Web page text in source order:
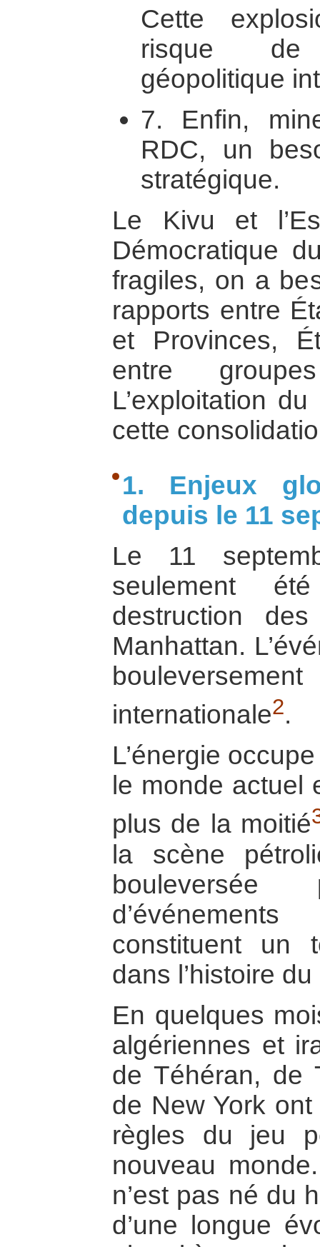
Cette
risque de
géopolitique
7. Enfin,
RDC, un
stratégique.
Le Kivu et
Démocratique
fragiles, on a
rapports entre
et Provinces,
entre
L’exploitation
cette
1. Enjeux
depuis le 11
Le 11
seulement
destruction
Manhattan.
internationale2.
L’énergie
le monde actuel
plus de la moitié
la scène
constituent un
dans l’histoire
En quelques
algériennes et
de Téhéran, de
de New York
règles du jeu
nouveau
n’est pas né du
d’une longue